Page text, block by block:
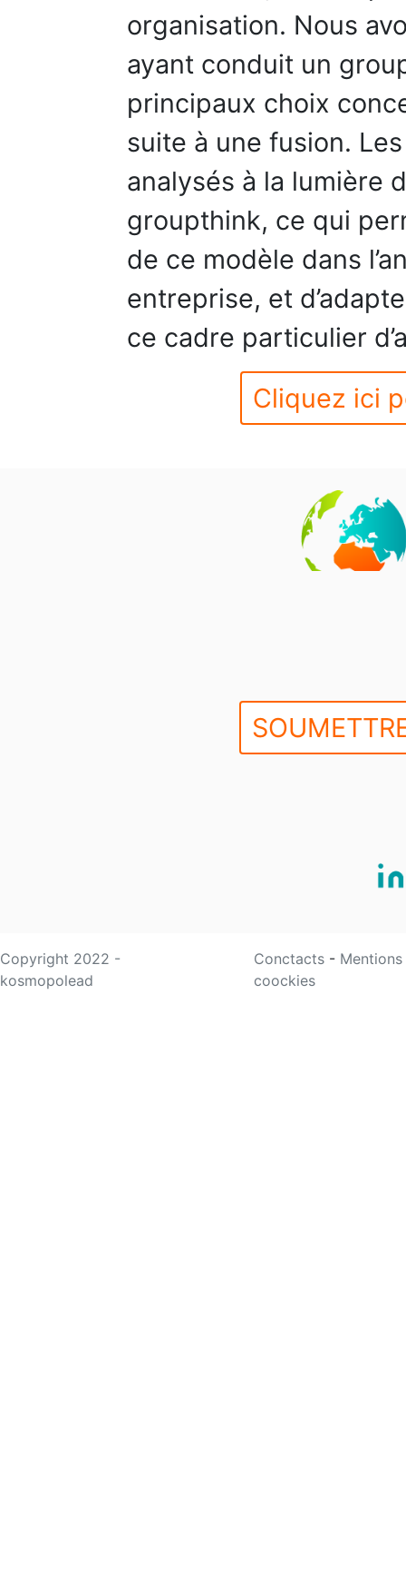
organisation. Nous
ayant conduit un
principaux choix
suite à une fusion.
analysés à la lumière
groupthink, ce qui
de ce modèle dans
entreprise, et
ce cadre particulier
Cliquez ici
Copyright 2022 -
kosmopolead
Conctacts -
coockies